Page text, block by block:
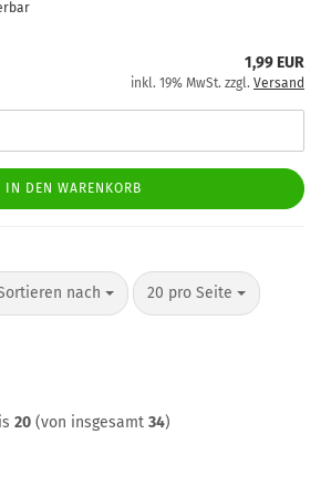
1,99 EUR
inkl. 19% MwSt. zzgl. Versand
IN DEN WARENKORB
nach
nach 20 pro Seite
pro Seite
20(von insgesamt 34)